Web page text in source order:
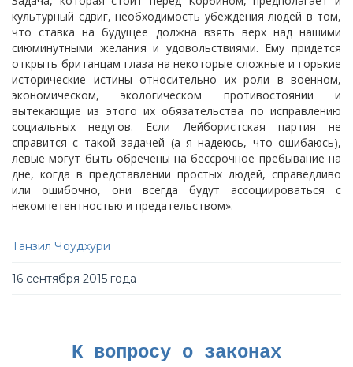
культурный сдвиг, необходимость убеждения людей в том,
что ставка на будущее должна взять верх над нашими
сиюминутными желания и удовольствиями. Ему придется
открыть британцам глаза на некоторые сложные и горькие
исторические истины относительно их роли в военном,
экономическом, экологическом противостоянии и
вытекающие из этого их обязательства по исправлению
социальных недугов. Если Лейбористская партия не
справится с такой задачей (а я надеюсь, что ошибаюсь),
левые могут быть обречены на бессрочное пребывание на
дне, когда в представлении простых людей, справедливо
или ошибочно, они всегда будут ассоциироваться с
некомпетентностью и предательством».
Танзил Чоудхури
16 сентября 2015 года
К вопросу о законах